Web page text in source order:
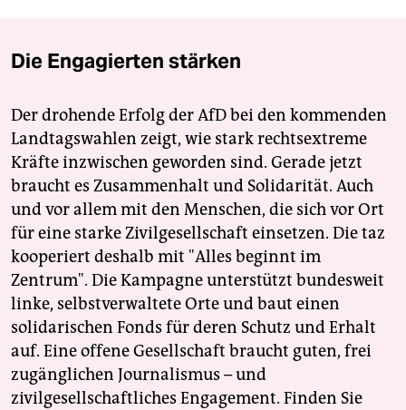
Die Engagierten stärken
Der drohende Erfolg der AfD bei den kommenden
Landtagswahlen zeigt, wie stark rechtsextreme
Kräfte inzwischen geworden sind. Gerade jetzt
braucht es Zusammenhalt und Solidarität. Auch
und vor allem mit den Menschen, die sich vor Ort
für eine starke Zivilgesellschaft einsetzen. Die taz
kooperiert deshalb mit "Alles beginnt im
Zentrum". Die Kampagne unterstützt bundesweit
linke, selbstverwaltete Orte und baut einen
solidarischen Fonds für deren Schutz und Erhalt
auf. Eine offene Gesellschaft braucht guten, frei
zugänglichen Journalismus – und
zivilgesellschaftliches Engagement. Finden Sie